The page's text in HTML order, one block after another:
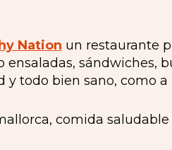
Nation un restaurante
sándwiches,
y todo bien sano, como